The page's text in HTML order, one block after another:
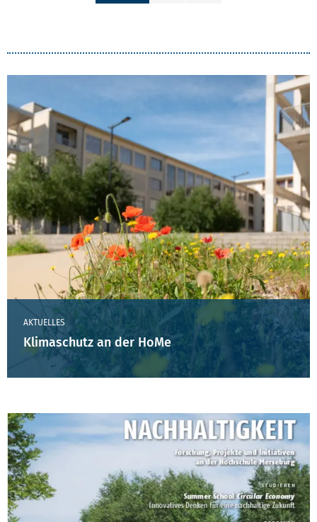
AKTUELLES
Klimaschutz an der HoMe